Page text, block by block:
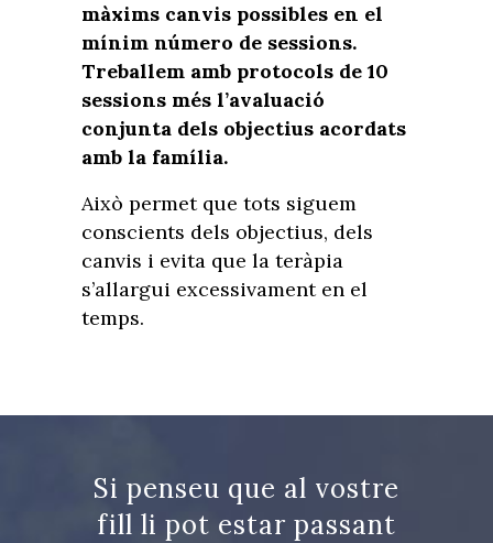
màxims canvis possibles en el
mínim número de sessions.
Treballem amb protocols de 10
sessions més l’avaluació
conjunta dels objectius acordats
amb la família.
Això permet que tots siguem
conscients dels objectius, dels
canvis i evita que la teràpia
s’allargui excessivament en el
temps.
Si penseu que al vostre
fill li pot estar passant